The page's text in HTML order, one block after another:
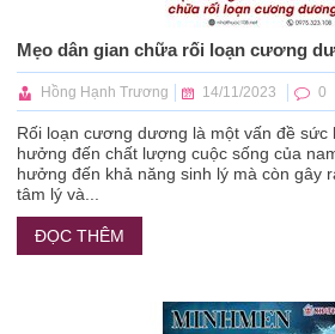
Hồng Hạnh Trương 14/11/2023 0
Rối loạn cương dương là một vấn đề sức
hưởng đến chất lượng cuộc sống của
hưởng đến khả năng sinh lý mà còn gây
tâm lý và...
ĐỌC THÊM